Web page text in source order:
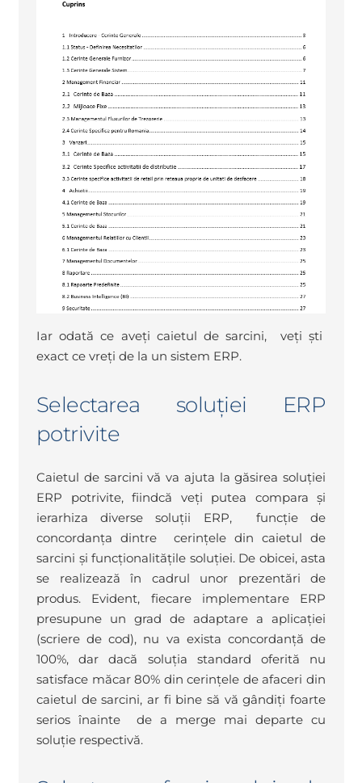
Iar odată ce aveți caietul de sarcini, veți ști
exact ce vreți de la un sistem ERP.
Selectarea soluției ERP
potrivite
Caietul de sarcini vă va ajuta la găsirea soluției
ERP potrivite, fiindcă veți putea compara și
ierarhiza diverse soluții ERP, funcție de
concordanța dintre cerințele din caietul de
sarcini și funcționalitățile soluției. De obicei, asta
se realizează în cadrul unor prezentări de
produs. Evident, fiecare implementare ERP
presupune un grad de adaptare a aplicației
(scriere de cod), nu va exista concordanță de
100%, dar dacă soluția standard oferită nu
satisface măcar 80% din cerințele de afaceri din
caietul de sarcini, ar fi bine să vă gândiți foarte
serios înainte de a merge mai departe cu
soluție respectivă.